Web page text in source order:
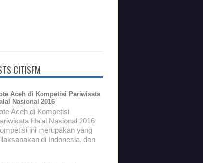
CITISFM
Aceh di Kompetisi Pariwisata
Nasional 2016
Aceh di Kompetisi
Halal Nasional 2016
ini merupakan yang
di Indonesia, dan